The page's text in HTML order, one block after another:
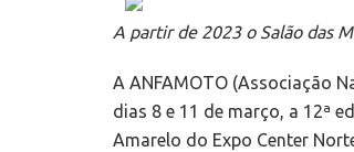
A partir de 2023 o Salão das
A ANFAMOTO (Associação
dias 8 e 11 de março, a 12ª
Amarelo do Expo Center